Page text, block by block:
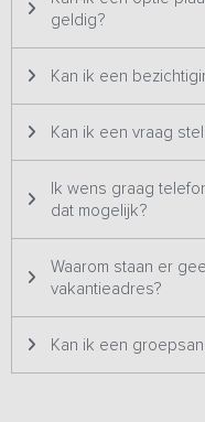
geldig?
Kan ik een
Kan ik een vraag
Ik wens graag
dat mogelijk?
Waarom staan er
vakantieadres?
Kan ik een